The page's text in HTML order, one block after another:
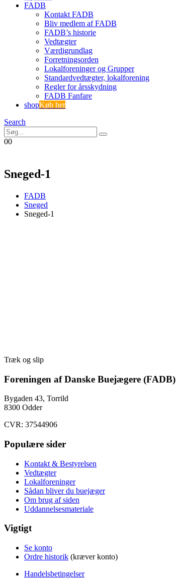
FADB
Kontakt FADB
Bliv medlem af FADB
FADB’s historie
Vedtægter
Værdigrundlag
Forretningsorden
Lokalforeninger og Grupper
Standardvedtægter, lokalforening
Regler for årsskydning
FADB Fanfare
shopKøb her
Search
00
Sneged-1
FADB
Sneged
Sneged-1
Træk og slip
Foreningen af Danske Buejægere (FADB)
Bygaden 43, Torrild
8300 Odder
CVR: 37544906
Populære sider
Kontakt & Bestyrelsen
Vedtægter
Lokalforeninger
Sådan bliver du buejæger
Om brug af siden
Uddannelsesmateriale
Vigtigt
Se konto
Ordre historik (kræver konto)
Handelsbetingelser